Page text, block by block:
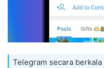
Telegram secara berkala